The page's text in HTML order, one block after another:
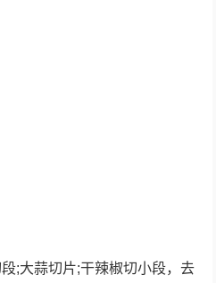
;大蒜切片;干辣椒切小段，去